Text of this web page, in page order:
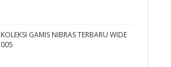
KOLEKSI GAMIS NIBRAS TERBARU WIDE
005